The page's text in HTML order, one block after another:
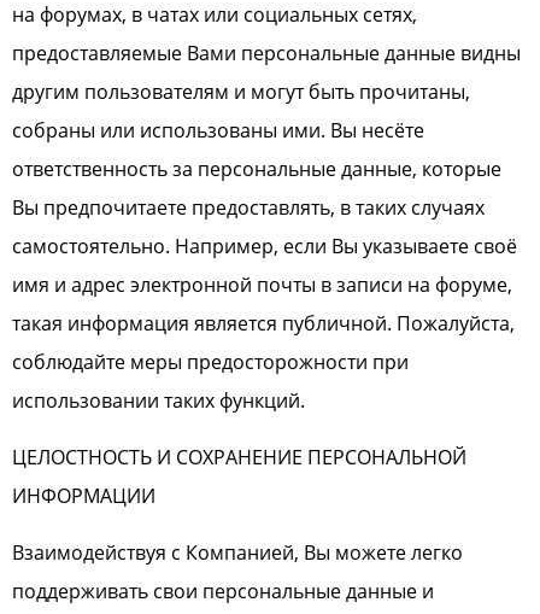
на форумах, в чатах или социальных сетях,
предоставляемые Вами персональные данные видны
другим пользователям и могут быть прочитаны,
собраны или использованы ими. Вы несёте
ответственность за персональные данные, которые
Вы предпочитаете предоставлять, в таких случаях
самостоятельно. Например, если Вы указываете своё
имя и адрес электронной почты в записи на форуме,
такая информация является публичной. Пожалуйста,
соблюдайте меры предосторожности при
использовании таких функций.
ЦЕЛОСТНОСТЬ И СОХРАНЕНИЕ ПЕРСОНАЛЬНОЙ
ИНФОРМАЦИИ
Взаимодействуя с Компанией, Вы можете легко
поддерживать свои персональные данные и